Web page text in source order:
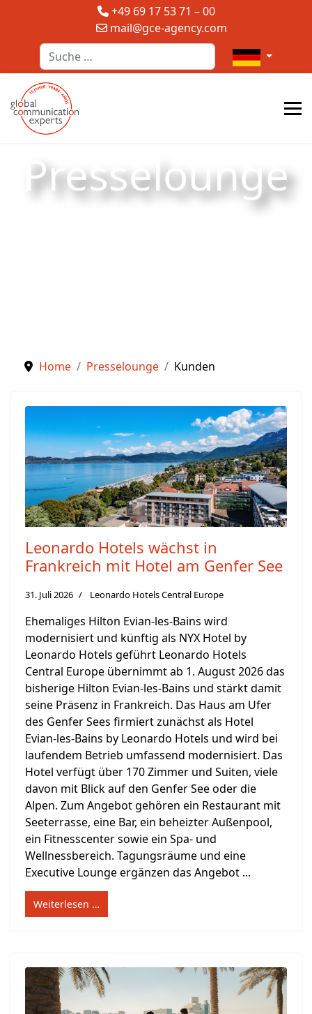
+49 69 17 53 71 – 00
mail@gce-agency.com
Suchen
Sprache
Presselounge
Home Presselounge Kunden
Leonardo Hotels wächst in
Frankreich mit Hotel am Genfer See
31. Juli 2026 Leonardo Hotels Central Europe
Ehemaliges Hilton Evian-les-Bains wird
modernisiert und künftig als NYX Hotel by
Leonardo Hotels geführt Leonardo Hotels
Central Europe übernimmt ab 1. August 2026 das
bisherige Hilton Evian-les-Bains und stärkt damit
seine Präsenz in Frankreich. Das Haus am Ufer
des Genfer Sees firmiert zunächst als Hotel
Evian-les-Bains by Leonardo Hotels und wird bei
laufendem Betrieb umfassend modernisiert. Das
Hotel verfügt über 170 Zimmer und Suiten, viele
davon mit Blick auf den Genfer See oder die
Alpen. Zum Angebot gehören ein Restaurant mit
Seeterrasse, eine Bar, ein beheizter Außenpool,
ein Fitnesscenter sowie ein Spa- und
Wellnessbereich. Tagungsräume und eine
Executive Lounge ergänzen das Angebot ...
Weiterlesen …